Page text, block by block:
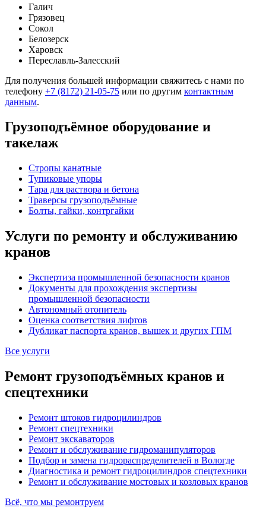
Галич
Грязовец
Сокол
Белозерск
Харовск
Переславль-Залесский
Для получения большей информации свяжитесь с нами по
телефону +7 (8172) 21-05-75 или по другим контактным
данным.
Грузоподъёмное оборудование и
такелаж
Стропы канатные
Тупиковые упоры
Тара для раствора и бетона
Траверсы грузоподъёмные
Болты, гайки, контргайки
Услуги по ремонту и обслуживанию
кранов
Экспертиза промышленной безопасности кранов
Документы для прохождения экспертизы
промышленной безопасности
Автономный отопитель
Оценка соответствия лифтов
Дубликат паспорта кранов, вышек и других ГПМ
Все услуги
Ремонт грузоподъёмных кранов и
спецтехники
Ремонт штоков гидроцилиндров
Ремонт спецтехники
Ремонт экскаваторов
Ремонт и обслуживание гидроманипуляторов
Подбор и замена гидрораспределителей в Вологде
Диагностика и ремонт гидроцилиндров спецтехники
Ремонт и обслуживание мостовых и козловых кранов
Всё, что мы ремонтруем